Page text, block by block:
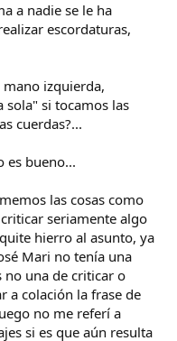
a nadie se le ha
escordaturas,
izquierda,
sola" si tocamos las
cuerdas?...
es bueno...
las cosas como
seriamente algo
hierro al asunto, ya
Mari no tenía una
no una de criticar o
a colación la frase de
no me referí a
si es que aún resulta